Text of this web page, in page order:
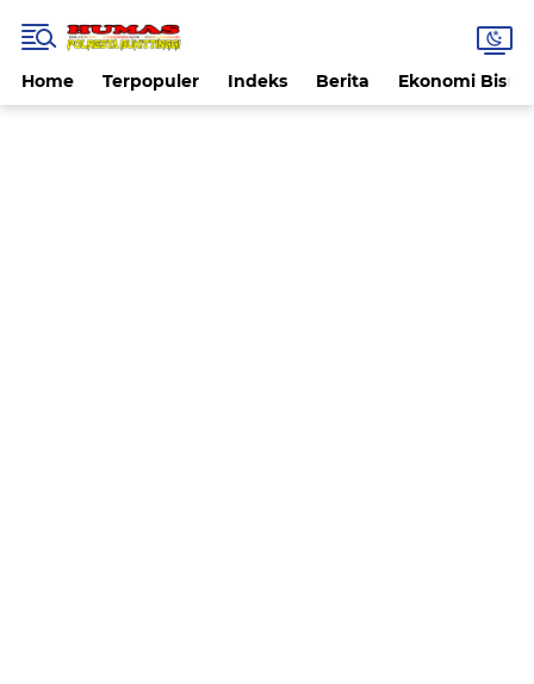
Home Terpopuler Indeks Berita Ekonomi Bisnis